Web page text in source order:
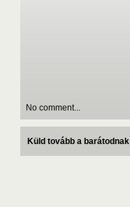
No comment...
Küld tovább a barátodnak